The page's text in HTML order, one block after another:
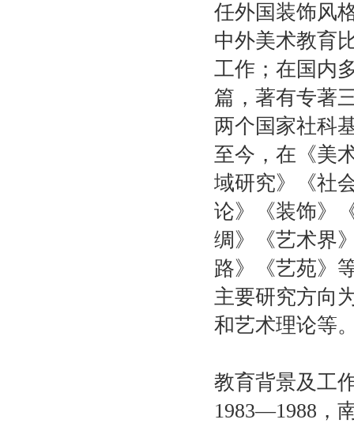
任外国装饰风
中外美术教育
工作；在国内
篇，著有专著
两个国家社科
至今，在《美
域研究》《社
论》《装饰》
绸》《艺术界
路》《艺苑》
主要研究方向
和艺术理论等
教育背景及工
1983—1988 ，